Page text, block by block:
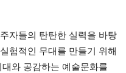
자들의 탄탄한 실력을 바탕
험적인 무대를 만들기 위해
와 공감하는 예술문화를